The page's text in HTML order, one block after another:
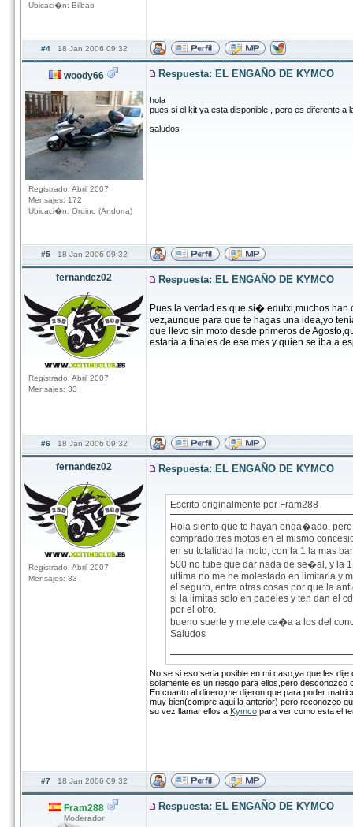
Ubicaci�n: Bilbao
#4 18 Jan 2006 09:32
woody66
Registrado: Abril 2007
Mensajes: 172
Ubicaci�n: Ordino (Andorra)
Respuesta: EL ENGAÑO DE KYMCO
hola
pues si el kit ya esta disponible , pero es diferente a
saludos
#5 18 Jan 2006 09:32
fernandez02
Registrado: Abril 2007
Mensajes: 33
Respuesta: EL ENGAÑO DE KYMCO
Pues la verdad es que si� edutxi,muchos han
vez,aunque para que te hagas una idea,yo
que llevo sin moto desde primeros de
estaria a finales de ese mes y quien se iba a
#6 18 Jan 2006 09:32
fernandez02
Registrado: Abril 2007
Mensajes: 33
Respuesta: EL ENGAÑO DE KYMCO
Escrito originalmente por Fram288
Hola siento que te hayan enga�ado,
comprado tres motos en el mismo
en su totalidad la moto, con la 1 la mas
500 no tube que dar nada de se�al, y la
ultima no me he molestado en limitarla y
el seguro, entre otras cosas por que la
si la limitas solo en papeles y ten dan el
por el otro.
bueno suerte y metele ca�a a los del
Saludos
No se si eso seria posible en mi caso,ya que les
solamente es un riesgo para ellos,pero desconozco
En cuanto al dinero,me dijeron que para poder
muy bien(compre aqui la anterior) pero reconozco
su vez llamar ellos a Kymco para ver como esta el
#7 18 Jan 2006 09:32
Fram288
Moderador
Respuesta: EL ENGAÑO DE KYMCO